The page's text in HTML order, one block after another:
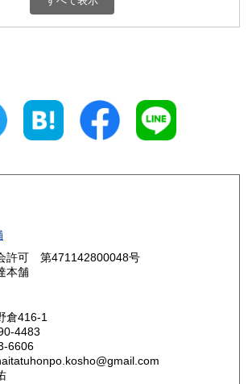
800円 三重県
800円 島根県
800円
800円 愛媛県
許可 第471142800048号
本舗
倉416-1
4483
6606